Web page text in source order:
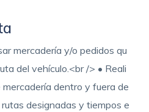
mercadería y/o pedidos qu
del vehículo.<br /> • Reali
dentro y fuera de
designadas y tiempos e